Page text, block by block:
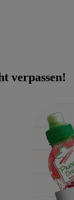
verpassen!